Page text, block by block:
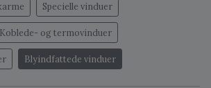
Specielle vinduer
Koblede- og termovinduer
Blyindfattede vinduer